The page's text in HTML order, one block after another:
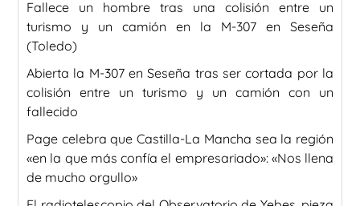
Fallece un hombre tras una colisión entre un
turismo y un camión en la M-307 en Seseña
(Toledo)
Abierta la M-307 en Seseña tras ser cortada por la
colisión entre un turismo y un camión con un
fallecido
Page celebra que Castilla-La Mancha sea la región
«en la que más confía el empresariado»: «Nos llena
de mucho orgullo»